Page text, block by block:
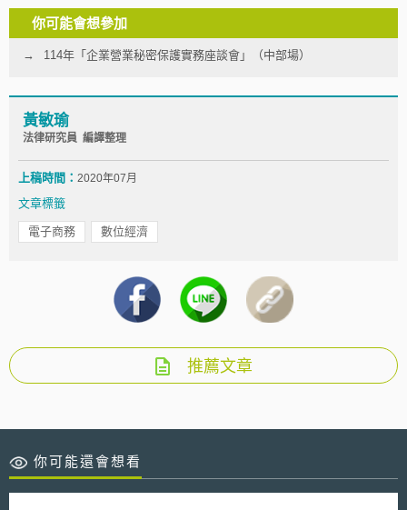
你可能會想參加
114年「企業營業秘密保護實務座談會」（中部場）
黃敏瑜
法律研究員 編譯整理
上稿時間： 2020年07月
文章標籤
電子商務 數位經濟
推薦文章
你可能還會想看